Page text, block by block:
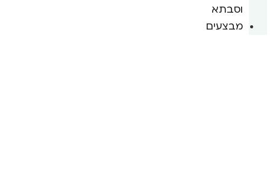
וסבתא
מבצעים